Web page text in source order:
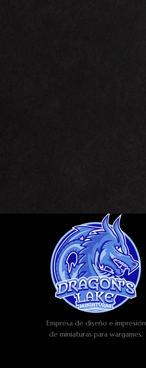
Empresa de diseño e impresión
de miniaturas para wargames.